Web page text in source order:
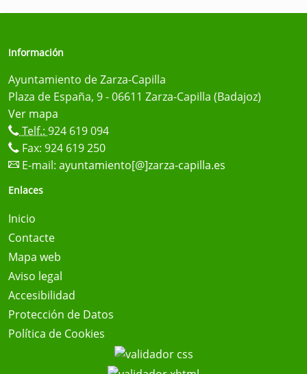
Información
Ayuntamiento de Zarza-Capilla
Plaza de España, 9 - 06611 Zarza-Capilla (Badajoz)
Ver mapa
Telf.: 924 619 094
Fax: 924 619 250
E-mail: ayuntamiento[@]zarza-capilla.es
Enlaces
Inicio
Contacte
Mapa web
Aviso legal
Accesibilidad
Protección de Datos
Política de Cookies